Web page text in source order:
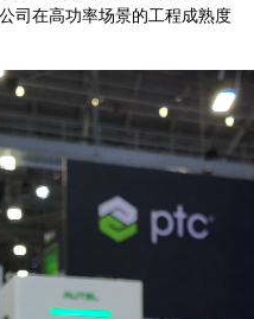
司在高功率场景的工程成熟度